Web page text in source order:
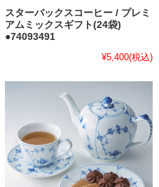
スターバックスコーヒー / プレミ
アムミックスギフト(24袋)
●74093491
¥5,400(税込)